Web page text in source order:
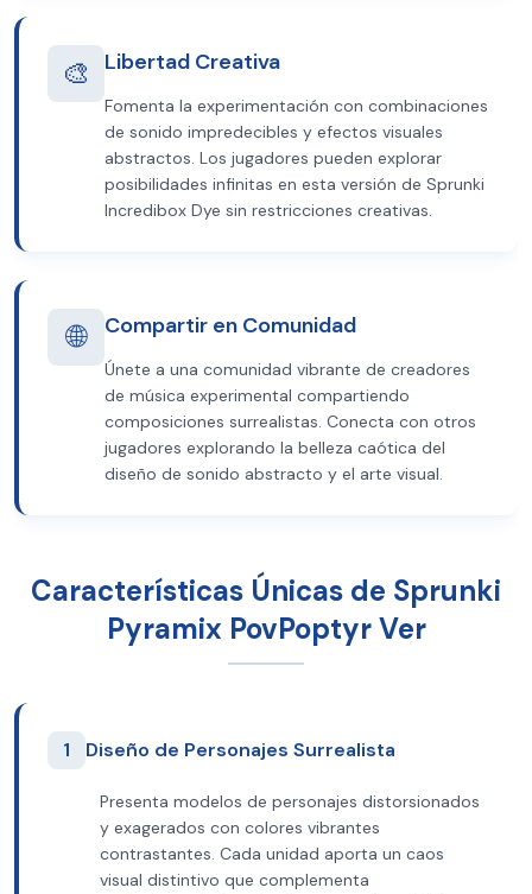
🎨 Libertad Creativa
Fomenta la experimentación con combinaciones
de sonido impredecibles y efectos visuales
abstractos. Los jugadores pueden explorar
posibilidades infinitas en esta versión de Sprunki
Incredibox Dye sin restricciones creativas.
🌐 Compartir en Comunidad
Únete a una comunidad vibrante de creadores
de música experimental compartiendo
composiciones surrealistas. Conecta con otros
jugadores explorando la belleza caótica del
diseño de sonido abstracto y el arte visual.
Características Únicas de Sprunki
Pyramix PovPoptyr Ver
1 Diseño de Personajes Surrealista
Presenta modelos de personajes distorsionados
y exagerados con colores vibrantes
contrastantes. Cada unidad aporta un caos
visual distintivo que complementa